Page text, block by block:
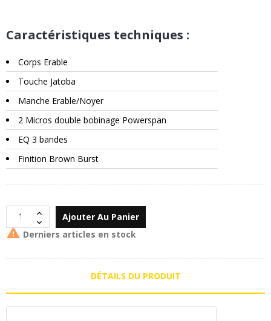
Caractéristiques techniques :
Corps Erable
Touche Jatoba
Manche Erable/Noyer
2 Micros double bobinage Powerspan
EQ 3 bandes
Finition Brown Burst
Ajouter Au Panier
 Derniers articles en stock
DÉTAILS DU PRODUIT